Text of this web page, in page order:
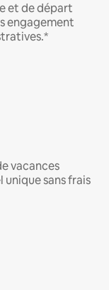
et de départ
engagement
vacances
sans frais